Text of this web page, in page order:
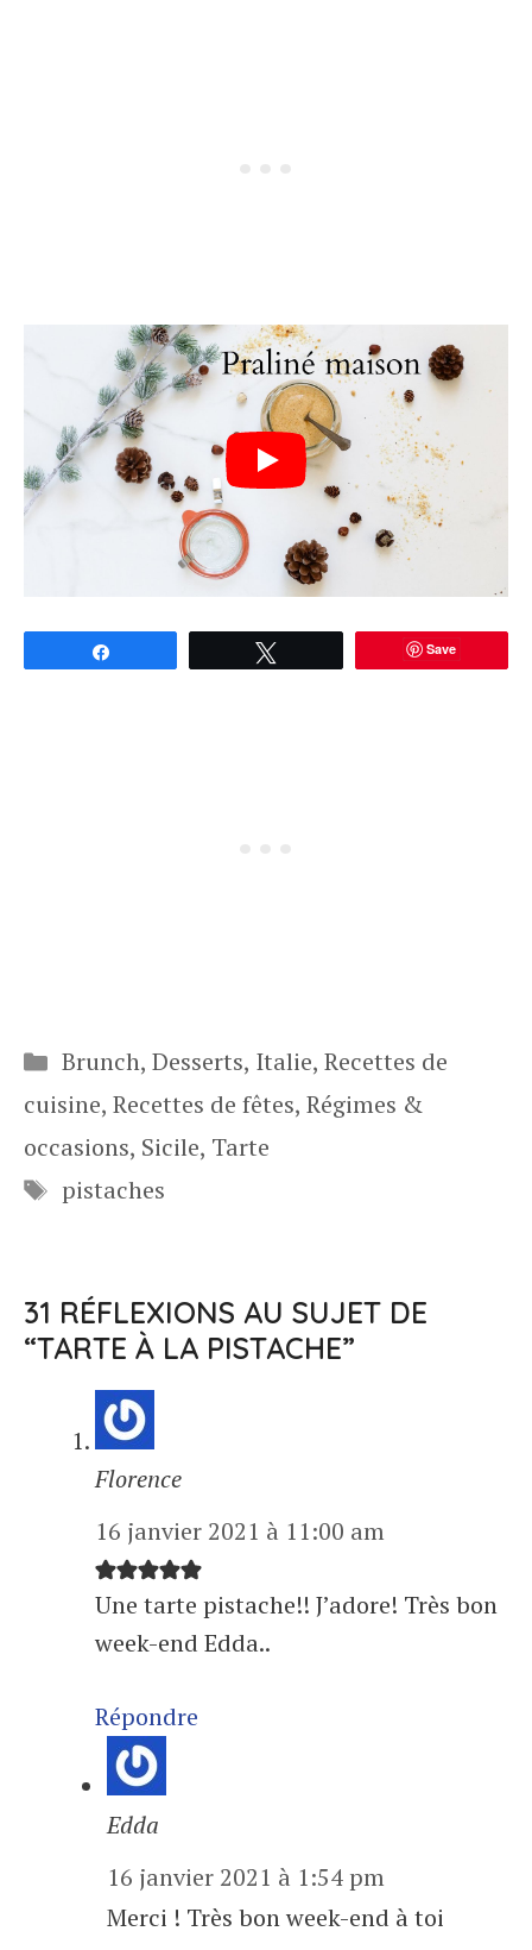
Save
Catégories
Brunch, Desserts, Italie, Recettes de
cuisine, Recettes de fêtes, Régimes &
occasions, Sicile, Tarte
Étiquettes
pistaches
31 RÉFLEXIONS AU SUJET DE
“TARTE À LA PISTACHE”
Florence
16 janvier 2021 à 11:00 am
Une tarte pistache!! J’adore! Très bon
week-end Edda..
Répondre
Edda
16 janvier 2021 à 1:54 pm
Merci ! Très bon week-end à toi